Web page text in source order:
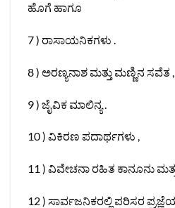
ಹೊಗೆ ಹಾಗೂ
7 ) ರಾಸಾಯನಿಕಗಳು .
8 ) ಅರಣ್ಯನಾಶ ಮತ್ತು ಮಣ್ಣಿನ ಸವೆತ ,
9 ) ಜೈವಿಕ ಮಾಲಿನ್ಯ .
10 ) ವಿಕಿರಣ ಪದಾರ್ಥಗಳು ,
11 ) ವಿವೇಚನಾ ರಹಿತ ಕಾನೂನು
12 ) ಸಾರ್ವಜನಿಕರಲ್ಲಿ ಪರಿಸರ